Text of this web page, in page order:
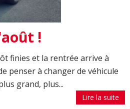
!
finies et la rentrée arrive à
penser à changer de véhicule
grand, plus...
Lire la suite